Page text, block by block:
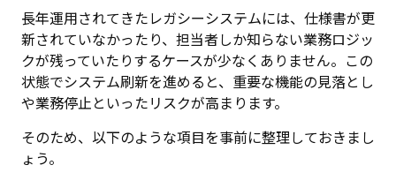
長年運用されてきたレガシーシステムには、仕様書が更
新されていなかったり、担当者しか知らない業務ロジッ
クが残っていたりするケースが少なくありません。この
状態でシステム刷新を進めると、重要な機能の見落とし
や業務停止といったリスクが高まります。
そのため、以下のような項目を事前に整理しておきまし
ょう。